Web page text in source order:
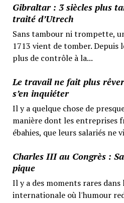
Gibraltar : 3 siècles plus
traité d’Utrech
Sans tambour ni trompette,
1713 vient de tomber. Depuis
plus de contrôle à la...
Le travail ne fait plus
s’en inquiéter
Il y a quelque chose de
manière dont les entreprises
ébahies, que leurs salariés ne
Charles III au Congrès :
pique
Il y a des moments rares
internationale où l'humour